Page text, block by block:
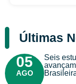
Últimas
05
AGO
Seis